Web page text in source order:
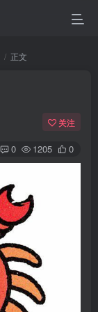
正文
关注
0 1205 0